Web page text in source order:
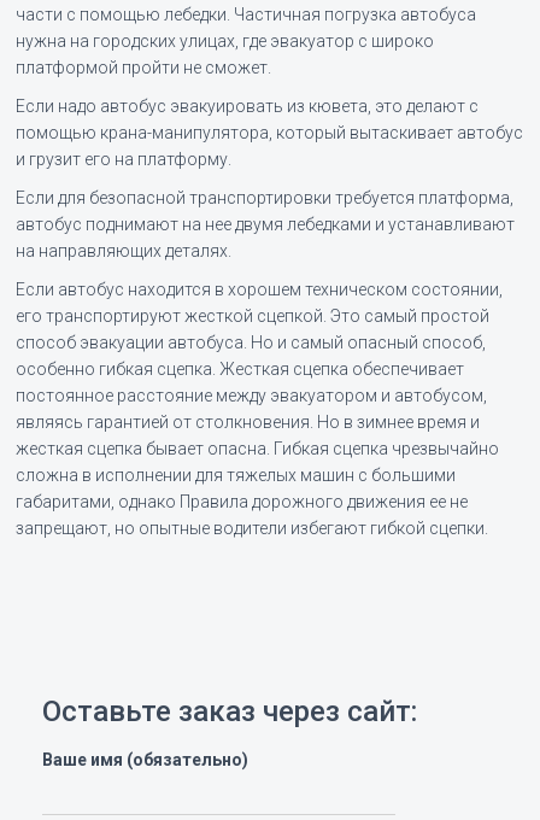
части с помощью лебедки. Частичная погрузка автобуса
нужна на городских улицах, где эвакуатор с широко
платформой пройти не сможет.
Если надо автобус эвакуировать из кювета, это делают с
помощью крана-манипулятора, который вытаскивает автобус
и грузит его на платформу.
Если для безопасной транспортировки требуется платформа,
автобус поднимают на нее двумя лебедками и устанавливают
на направляющих деталях.
Если автобус находится в хорошем техническом состоянии,
его транспортируют жесткой сцепкой. Это самый простой
способ эвакуации автобуса. Но и самый опасный способ,
особенно гибкая сцепка. Жесткая сцепка обеспечивает
постоянное расстояние между эвакуатором и автобусом,
являясь гарантией от столкновения. Но в зимнее время и
жесткая сцепка бывает опасна. Гибкая сцепка чрезвычайно
сложна в исполнении для тяжелых машин с большими
габаритами, однако Правила дорожного движения ее не
запрещают, но опытные водители избегают гибкой сцепки.
Оставьте заказ через сайт:
Ваше имя (обязательно)